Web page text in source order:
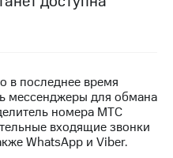
в последнее время
мессенджеры для обмана
номера МТС
входящие звонки
WhatsApp и Viber.